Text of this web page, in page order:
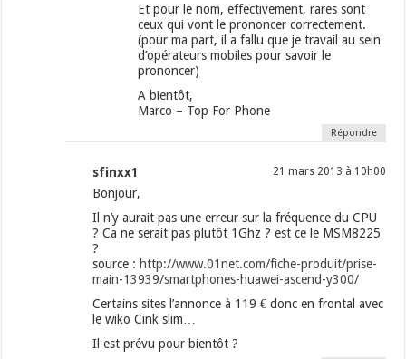
Et pour le nom, effectivement, rares sont
ceux qui vont le prononcer correctement.
(pour ma part, il a fallu que je travail au sein
d’opérateurs mobiles pour savoir le
prononcer)
A bientôt,
Marco – Top For Phone
Répondre
sfinxx1 21 mars 2013 à 10h00
Bonjour,
Il n’y aurait pas une erreur sur la fréquence du CPU
? Ca ne serait pas plutôt 1Ghz ? est ce le MSM8225
?
source : http://www.01net.com/fiche-produit/prise-
main-13939/smartphones-huawei-ascend-y300/
Certains sites l’annonce à 119 € donc en frontal avec
le wiko Cink slim…
Il est prévu pour bientôt ?